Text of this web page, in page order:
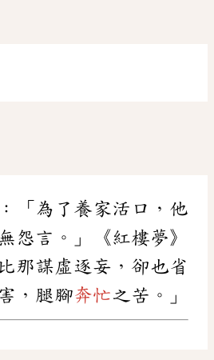
「為了養家活口，他
怨言。」《紅樓夢》
那謀虛逐妄，卻也省
，腿腳奔忙之苦。」